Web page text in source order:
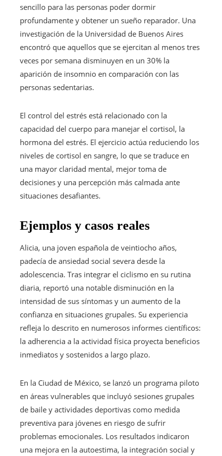
sencillo para las personas poder dormir
profundamente y obtener un sueño reparador. Una
investigación de la Universidad de Buenos Aires
encontró que aquellos que se ejercitan al menos tres
veces por semana disminuyen en un 30% la
aparición de insomnio en comparación con las
personas sedentarias.
El control del estrés está relacionado con la
capacidad del cuerpo para manejar el cortisol, la
hormona del estrés. El ejercicio actúa reduciendo los
niveles de cortisol en sangre, lo que se traduce en
una mayor claridad mental, mejor toma de
decisiones y una percepción más calmada ante
situaciones desafiantes.
Ejemplos y casos reales
Alicia, una joven española de veintiocho años,
padecía de ansiedad social severa desde la
adolescencia. Tras integrar el ciclismo en su rutina
diaria, reportó una notable disminución en la
intensidad de sus síntomas y un aumento de la
confianza en situaciones grupales. Su experiencia
refleja lo descrito en numerosos informes científicos:
la adherencia a la actividad física proyecta beneficios
inmediatos y sostenidos a largo plazo.
En la Ciudad de México, se lanzó un programa piloto
en áreas vulnerables que incluyó sesiones grupales
de baile y actividades deportivas como medida
preventiva para jóvenes en riesgo de sufrir
problemas emocionales. Los resultados indicaron
una mejora en la autoestima, la integración social y